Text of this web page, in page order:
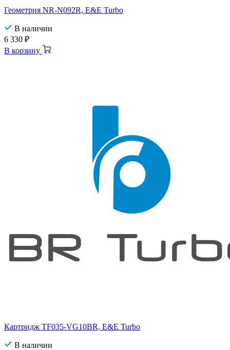
Геометрия NR-N092R, E&E Turbo
В наличии
6 330 ₽
В корзину
Картридж TF035-VG10BR, E&E Turbo
В наличии